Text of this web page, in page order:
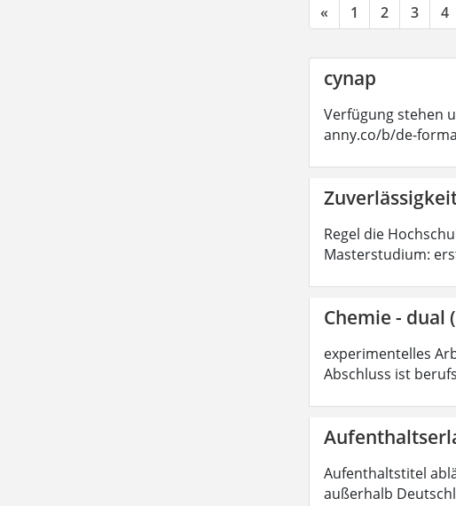
« 1 2 3 4
cynap
Verfügung stehen
anny.co/b/de-
Regel die
Masterstudium:
Chemie - dual
experimentelles
Abschluss ist
Aufenthaltstitel
außerhalb